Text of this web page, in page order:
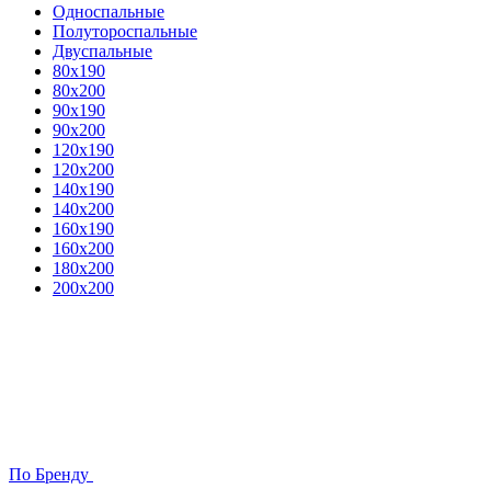
Односпальные
Полутороспальные
Двуспальные
80x190
80х200
90х190
90х200
120х190
120х200
140х190
140х200
160х190
160х200
180х200
200х200
По Бренду